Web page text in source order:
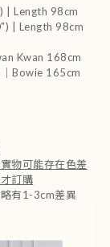
| Length 98cm
| Length 98cm
Kwan 168cm
｜Bowie 165cm
物可能存在色差
訂購
有1-3cm差異